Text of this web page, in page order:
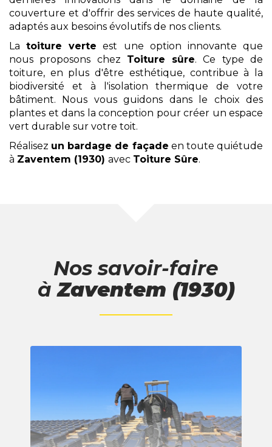
couverture et d'offrir des services de haute qualité,
adaptés aux besoins évolutifs de nos clients.
Latoiture verte est une option innovante que
nous proposons chez Toiture sûre. Ce type de
toiture, en plus d'être esthétique, contribue à la
biodiversité et à l'isolation thermique de votre
bâtiment. Nous vous guidons dans le choix des
plantes et dans la conception pour créer un espace
vert durable sur votre toit.
Réalisez un bardage de façade en toute quiétude
à Zaventem (1930) avec Toiture Sûre.
Nos savoir-faire
àZaventem (1930)